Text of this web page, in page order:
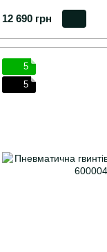
12 690 грн
5
5